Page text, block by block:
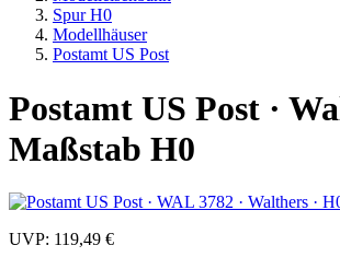
Spur H0
Modellhäuser
Postamt US Post
Postamt US Post ·
Maßstab H0
UVP: 119,49 €